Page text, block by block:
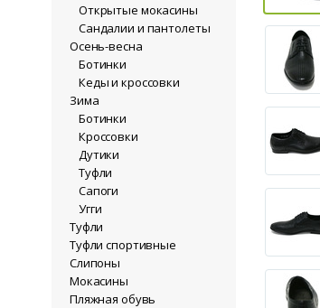
Открытые мокасины
Сандалии и пантолеты
Осень-весна
Ботинки
Кеды и кроссовки
Зима
Ботинки
Кроссовки
Дутики
Туфли
Сапоги
Угги
Туфли
Туфли спортивные
Слипоны
Мокасины
Пляжная обувь